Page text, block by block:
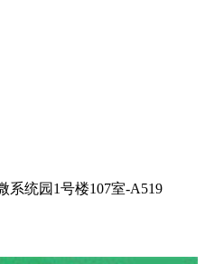
系统园1号楼107室-A519